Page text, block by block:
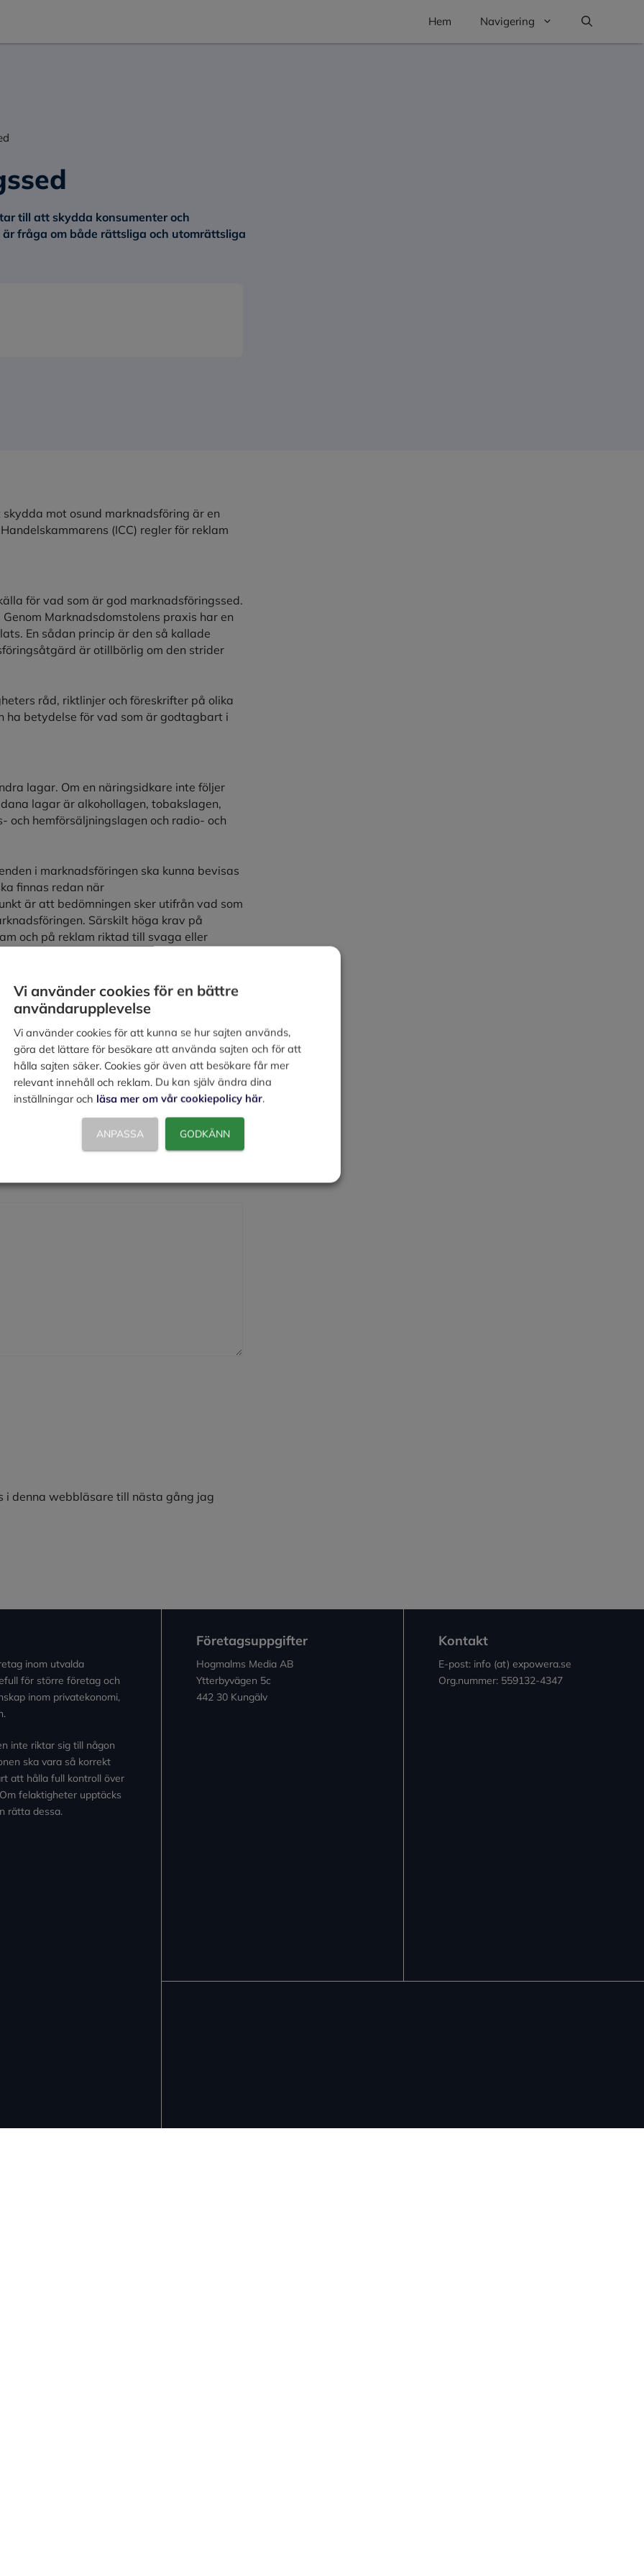
Hem Navigering
till att skydda konsumenter och
fråga om både rättsliga och utomrättsliga
mot osund marknadsföring är en
(ICC) regler för reklam
för vad som är god marknadsföringssed.
Marknadsdomstolens praxis har en
En sådan princip är den så kallade
är otillbörlig om den strider
råd, riktlinjer och föreskrifter på olika
ha betydelse för vad som är godtagbart i
lagar. Om en näringsidkare inte följer
lagar är alkohollagen, tobakslagen,
och hemförsäljningslagen och radio- och
i marknadsföringen ska kunna bevisas
finnas redan när
är att bedömningen sker utifrån vad som
Särskilt höga krav på
och på reklam riktad till svaga eller
som strider mot god
mån sannolikt påverkar
Bagatellartade överträdelser av god
i denna webbläsare till nästa gång jag
inom utvalda
för större företag och
inom privatekonomi,
inte riktar sig till någon
ska vara så korrekt
att hålla full kontroll över
felaktigheter upptäcks
rätta dessa.
Företagsuppgifter
Hogmalms Media AB
Ytterbyvägen 5c
442 30 Kungälv
Kontakt
E-post: info (at) expowera.se
Org.nummer: 559132-4347
Vi använder cookies för en bättre
användarupplevelse
Vi använder cookies för att kunna se hur sajten används,
göra det lättare för besökare att använda sajten och för att
hålla sajten säker. Cookies gör även att besökare får mer
relevant innehåll och reklam. Du kan själv ändra dina
inställningar och läsa mer om vår cookiepolicy här.
ANPASSA GODKÄNN